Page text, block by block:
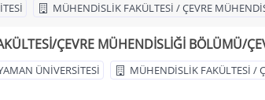
MÜHENDİSLİK FAKÜLTESİ / ÇEVRE
ÇEVRE MÜHENDİSLİĞİ BÖLÜMÜ/
ÜNİVERSİTESİ MÜHENDİSLİK FAKÜLTESİ /